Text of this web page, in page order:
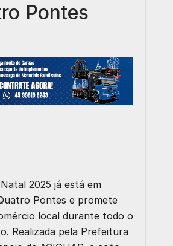
Pontes
2025 já está em
Pontes e promete
local durante todo o
Realizada pela Prefeitura